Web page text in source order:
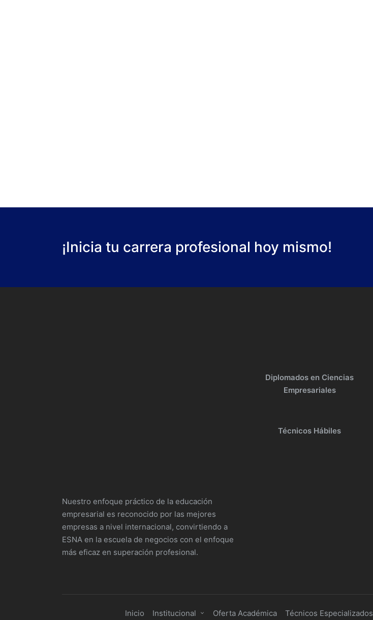
¡Inicia tu carrera profesional hoy mismo!
Nuestro enfoque práctico de la educación
empresarial es reconocido por las mejores
empresas a nivel internacional, convirtiendo a
ESNA en la escuela de negocios con el enfoque
más eficaz en superación profesional.
Diplomados en Ciencias
Empresariales
Técnicos Hábiles
Inicio Institucional Oferta Académica Técnicos Especializados